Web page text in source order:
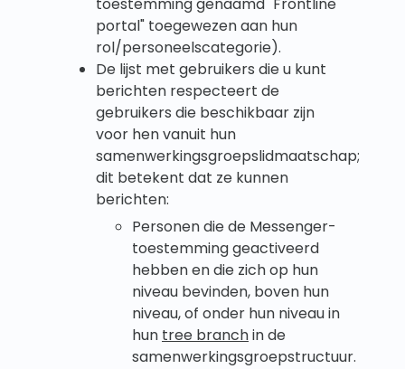
portal" toegewezen aan hun
rol/personeelscategorie).
De lijst met gebruikers die u kunt
berichten respecteert de
gebruikers die beschikbaar zijn
voor hen vanuit hun
samenwerkingsgroepslidmaatschap;
dit betekent dat ze kunnen
berichten:
Personen die de Messenger-
toestemming geactiveerd
hebben en die zich op hun
niveau bevinden, boven hun
niveau, of onder hun niveau in
hun tree branchin de
samenwerkingsgroepstructuur.